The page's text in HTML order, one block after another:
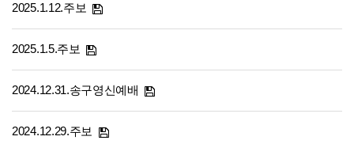
2025.1.12.주보
2025.1.5.주보
2024.12.31.송구영신예배
2024.12.29.주보